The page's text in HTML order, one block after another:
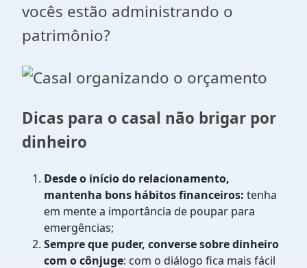
vocês estão administrando o
patrimônio?
Dicas para o casal não brigar por
dinheiro
Desde o início do relacionamento,
mantenha bons hábitos financeiros: tenha
em mente a importância de poupar para
emergências;
Sempre que puder, converse sobre dinheiro
com o cônjuge: com o diálogo fica mais fácil